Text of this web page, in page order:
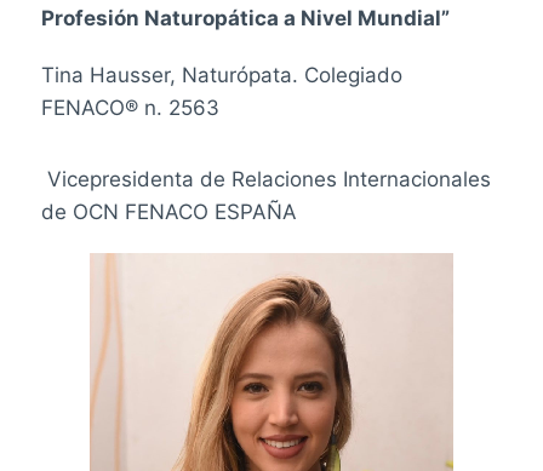
Profesión Naturopática a Nivel Mundial”
Tina Hausser, Naturópata. Colegiado
FENACO® n. 2563
Vicepresidenta de Relaciones Internacionales
de OCN FENACO ESPAÑA